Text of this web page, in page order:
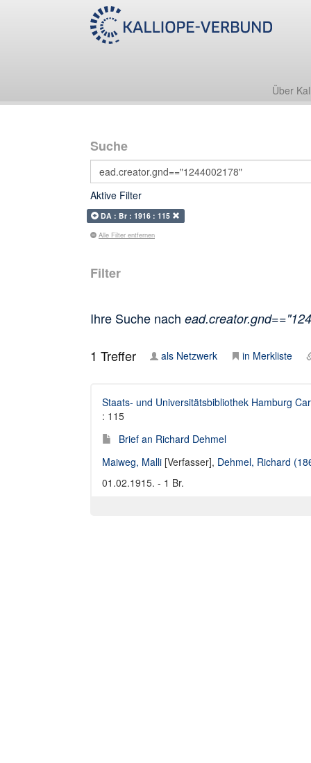
Über
Suche
Aktive Filter
DA : Br : 1916 : 115
Alle Filter entfernen
Filter
Ihre Suche nach
1 Treffer als Netzwerk in Merkliste
Staats- und Universitätsbibliothek Hamburg
: 115
Brief an Richard Dehmel
Maiweg, Malli [Verfasser], Dehmel, Richard
01.02.1915. - 1 Br.